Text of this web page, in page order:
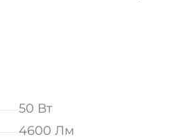
50 Вт
4600 Лм